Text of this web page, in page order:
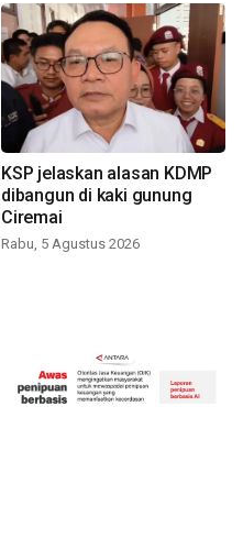
KSP jelaskan alasan KDMP
dibangun di kaki gunung
Ciremai
Rabu, 5 Agustus 2026